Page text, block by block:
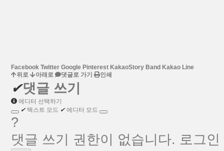
Facebook Twitter Google Pinterest KakaoStory Band Kakao Line
위로
아래로 댓글로 가기 인쇄
✔댓글 쓰기
에디터 선택하기
✔ 텍스트 모드 ✔에디터 모드
?
댓글 쓰기 권한이 없습니다. 로그